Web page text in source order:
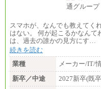
スマホが、なんでも教えてく
はない。 何が起こるかなんて
は、過去の誰かの見方にす…
続きを読む
業種
メーカー/IT/
新卒／中途
2027新卒(既